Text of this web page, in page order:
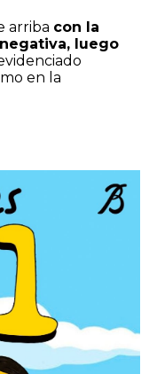
arriba con la
luego
en la